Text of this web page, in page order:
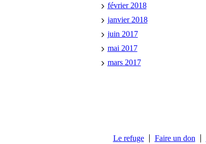
février 2018
janvier 2018
juin 2017
mai 2017
mars 2017
Le refuge Faire un don